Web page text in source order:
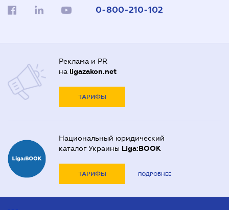
0-800-210-102
Реклама и PR
на ligazakon.net
ТАРИФЫ
Национальный юридический
каталог Украины Liga:BOOK
ТАРИФЫ ПОДРОБНЕЕ